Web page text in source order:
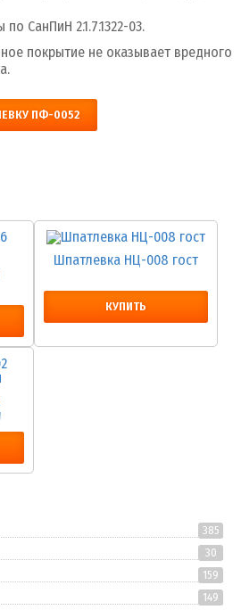
СанПиН 2.1.7.1322-03.
покрытие не оказывает вредного
ПФ-0052
Шпатлевка НЦ-008 гост
КУПИТЬ
385
30
159
149